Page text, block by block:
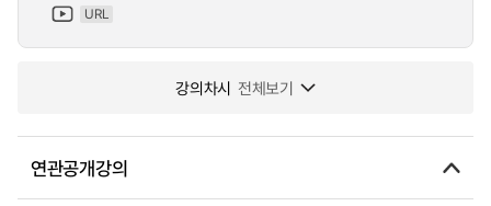
URL
강의차시 전체보기
연관공개강의